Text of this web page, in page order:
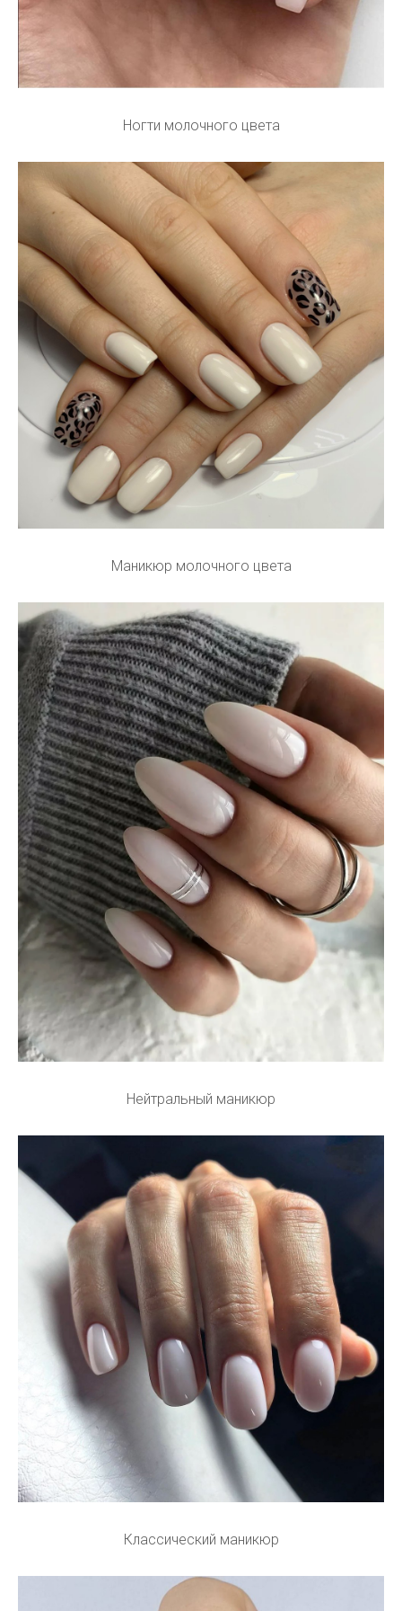
Ногти молочного цвета
Маникюр молочного цвета
Нейтральный маникюр
Классический маникюр